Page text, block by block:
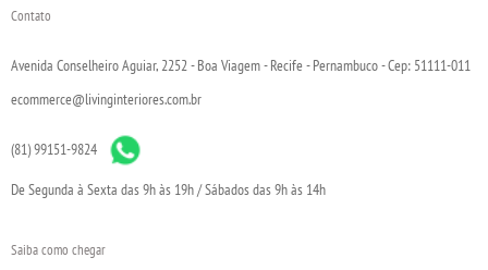
Contato
Avenida Conselheiro Aguiar, 2252 - Boa Viagem - Recife - Pernambuco - Cep: 51111-011
ecommerce@livinginteriores.com.br
(81) 99151-9824
De Segunda à Sexta das 9h às 19h / Sábados das 9h às 14h
Saiba como chegar